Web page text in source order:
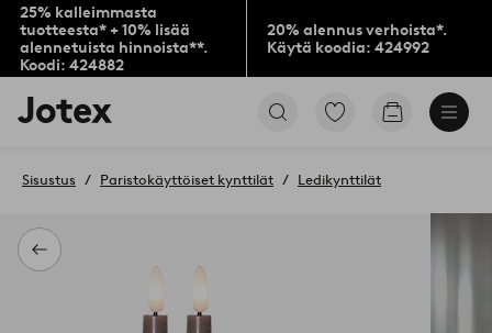
25% kalleimmasta
tuotteesta* + 10% lisää
alennetuista hinnoista**.
Koodi: 424882
20% alennus verhoista*.
Käytä koodia: 424992
Jotex-
logo
aloitussivulle
Siirry
Siirry
Takaisin
Sisustus Paristokäyttöiset kynttilät Ledikynttilät